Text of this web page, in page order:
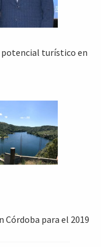
potencial turístico en
Córdoba para el 2019